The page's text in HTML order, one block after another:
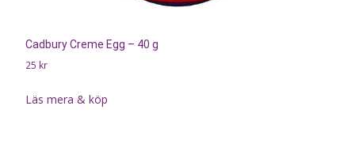
Cadbury Creme Egg – 40 g
25 kr
Läs mera & köp